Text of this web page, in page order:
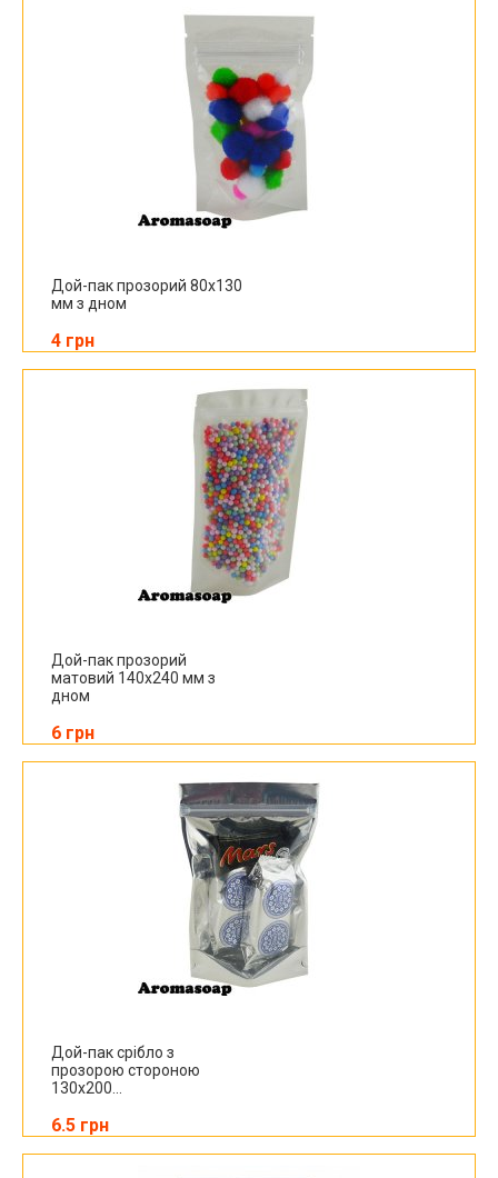
Дой-пак прозорий 80х130
мм з дном
4 грн
Дой-пак прозорий
матовий 140х240 мм з
дном
6 грн
Дой-пак срібло з
прозорою стороною
130х200...
6.5 грн